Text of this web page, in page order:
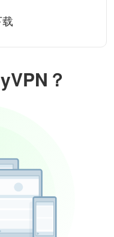
？